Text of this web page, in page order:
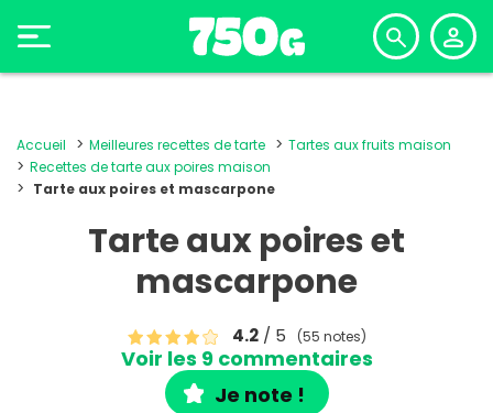
Accueil Meilleures recettes de tarte
Tartes aux fruits maison
Recettes de tarte aux poires maison
Tarte aux poires et mascarpone
Tarte aux poires et
mascarpone
4.2/ 5 (55 notes)
Voir les 9 commentaires
Je note !